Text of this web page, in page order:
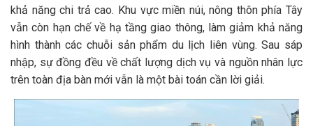
khả năng chi trả cao. Khu vực miền núi, nông thôn phía Tây
vẫn còn hạn chế về hạ tầng giao thông, làm giảm khả năng
hình thành các chuỗi sản phẩm du lịch liên vùng. Sau sáp
nhập, sự đồng đều về chất lượng dịch vụ và nguồn nhân lực
trên toàn địa bàn mới vẫn là một bài toán cần lời giải.